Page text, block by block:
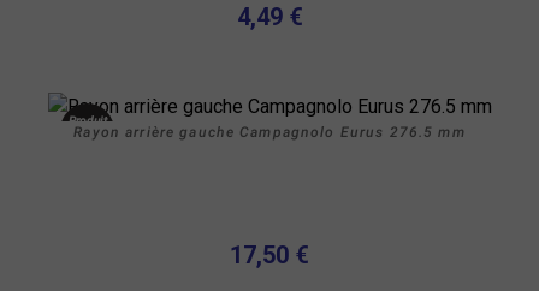
4,49 €
Produit
neuf
Rayon arrière gauche Campagnolo Eurus 276.5 mm
17,50 €